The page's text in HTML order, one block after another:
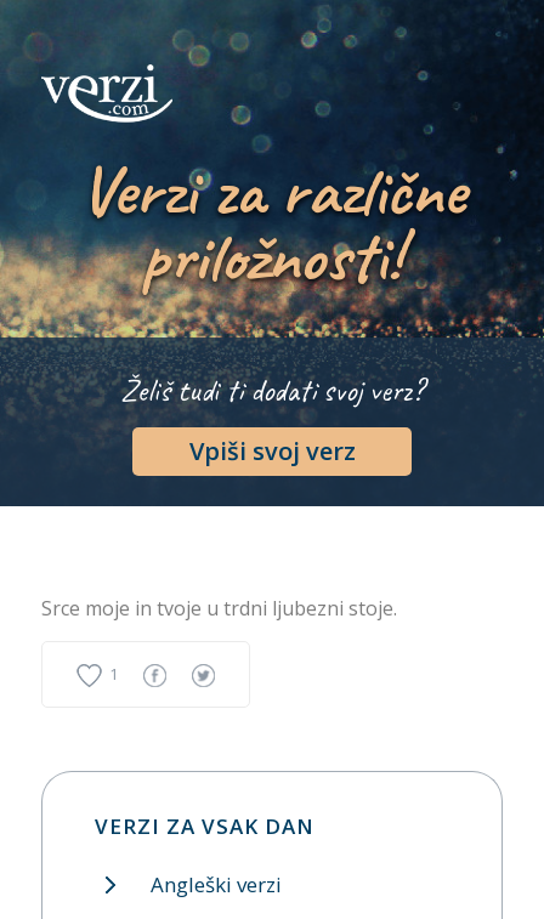
Verzi za različne
priložnosti!
Želiš tudi ti dodati svoj verz?
Vpiši svoj verz
Srce moje in tvoje u trdni ljubezni stoje.
1
VERZI ZA VSAK DAN
Angleški verzi